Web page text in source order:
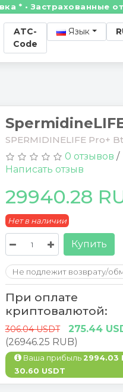
ATC-
Code
Язык
SPERMIDINELIFE Pro+
0 отзывов /
Написать отзыв
29940.28
Нет в наличии
Купить
Не подлежит возврату/
При оплате
криптовалютой:
306.04 USDT
275.44
(26946.25 RUB)
Ваша прибыль 2994.03
30.60 USDT